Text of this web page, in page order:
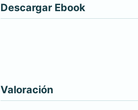
Descargar Ebook
Valoración